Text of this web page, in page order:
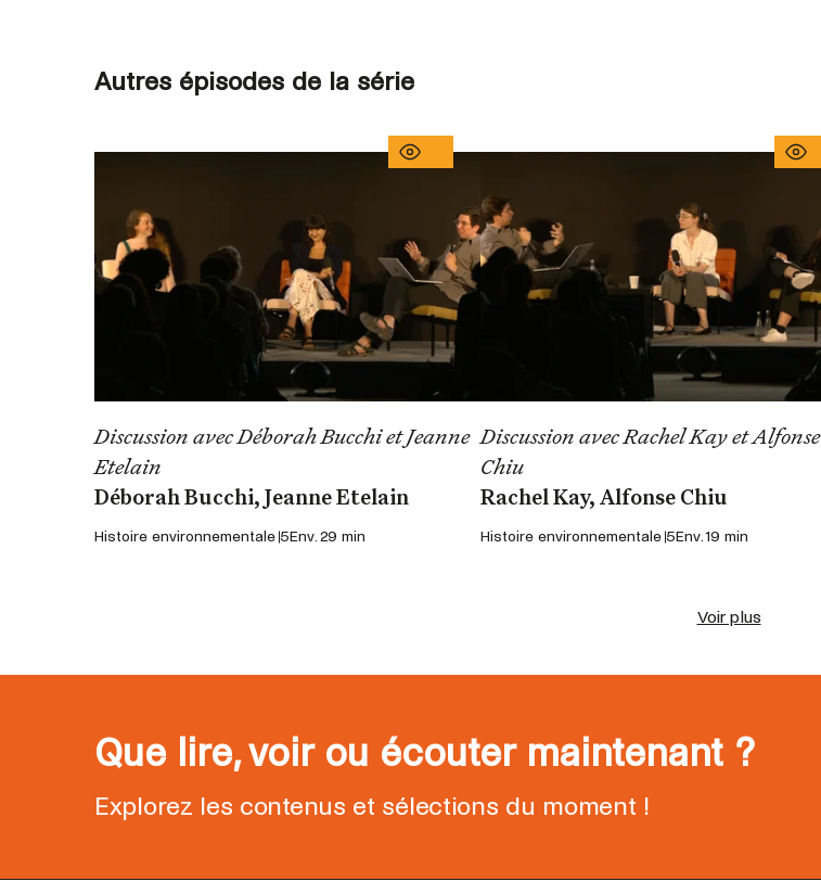
Autres épisodes de la série
Discussion avec Déborah Bucchi et Jeanne
Etelain
Déborah Bucchi, Jeanne Etelain
Histoire environnementale 5Env. 29 min
Discussion avec Rachel Kay et Alfonse
Chiu
Rachel Kay, Alfonse Chiu
Histoire environnementale 5Env. 19 min
Voir plus
Que lire, voir ou écouter maintenant ?
Explorez les contenus et sélections du moment !